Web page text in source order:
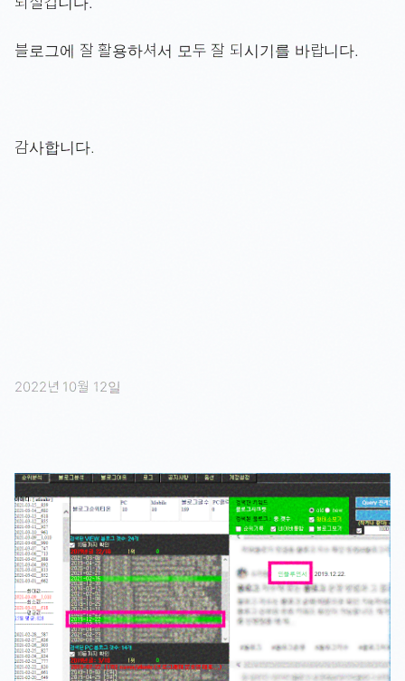
블로그에 잘 활용하셔서 모두 잘 되시기를 바랍니다.
감사합니다.
2022년 10월 12일